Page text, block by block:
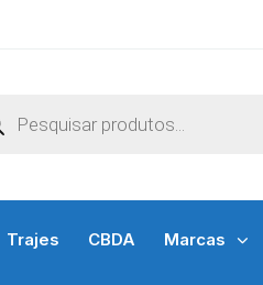
Trajes CBDA Marcas